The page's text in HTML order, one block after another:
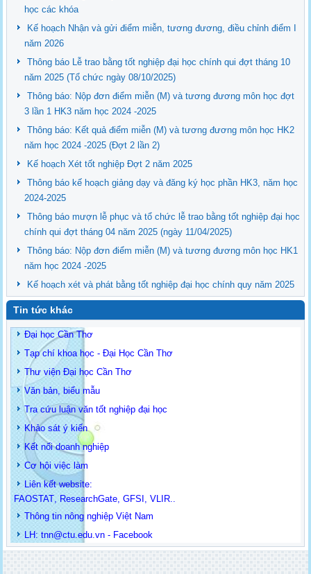
học các khóa
Kế hoạch Nhận và gửi điểm miễn, tương đương, điều chỉnh điểm I
năm 2026
Thông báo Lễ trao bằng tốt nghiệp đại học chính qui đợt tháng 10
năm 2025 (Tổ chức ngày 08/10/2025)
Thông báo: Nộp đơn điểm miễn (M) và tương đương môn học đợt
3 lần 1 HK3 năm học 2024 -2025
Thông báo: Kết quả điểm miễn (M) và tương đương môn học HK2
năm học 2024 -2025 (Đợt 2 lần 2)
Kế hoạch Xét tốt nghiệp Đợt 2 năm 2025
Thông báo kế hoạch giảng dạy và đăng ký học phần HK3, năm học
2024-2025
Thông báo mượn lễ phục và tổ chức lễ trao bằng tốt nghiệp đại học
chính qui đợt tháng 04 năm 2025 (ngày 11/04/2025)
Thông báo: Nộp đơn điểm miễn (M) và tương đương môn học HK1
năm học 2024 -2025
Kế hoạch xét và phát bằng tốt nghiệp đại học chính quy năm 2025
Tin tức khác
Đại học Cần Thơ
Tạp chí khoa học - Đại Học Cần Thơ
Thư viện Đại học Cần Thơ
Văn bản, biểu mẫu
Tra cứu luận văn tốt nghiệp đại học
Khảo sát ý kiến
Kết nối doanh nghiệp
Cơ hội việc làm
Liên kết website:
FAOSTAT
ResearchGate ,GFSI ,VLIR
Thông tin nông nghiệp Việt Nam
LH: tnn@ctu.edu.vn - Facebook